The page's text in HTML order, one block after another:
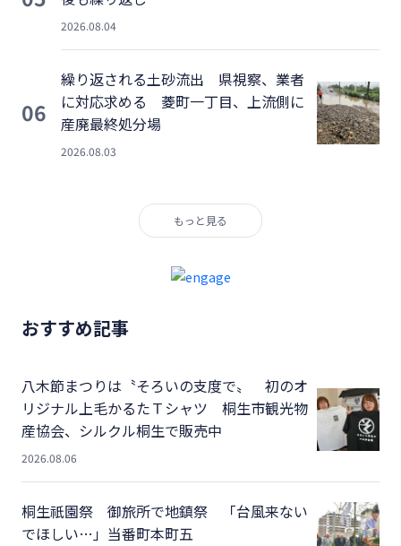
2026.08.04
06
繰り返される土砂流出 県視察、業者
に対応求める 菱町一丁目、上流側に
産廃最終処分場
2026.08.03
もっと見る
おすすめ記事
八木節まつりは〝そろいの支度で〟 初のオ
リジナル上毛かるたＴシャツ 桐生市観光物
産協会、シルクル桐生で販売中
2026.08.06
桐生祇園祭 御旅所で地鎮祭 「台風来ない
でほしい…」当番町本町五